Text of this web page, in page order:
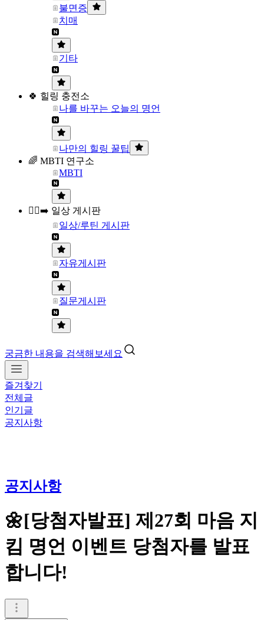
불면증
치매
기타
🍀 힐링 충전소
나를 바꾸는 오늘의 명언
나만의 힐링 꿀팁
🌈 MBTI 연구소
MBTI
🏃‍♀️‍➡️ 일상 게시판
일상/루틴 게시판
자유게시판
질문게시판
궁금한 내용을 검색해보세요
즐겨찾기
전체글
인기글
공지사항
공지사항
🌼[당첨자발표] 제27회 마음 지
킴 명언 이벤트 당첨자를 발표
합니다!